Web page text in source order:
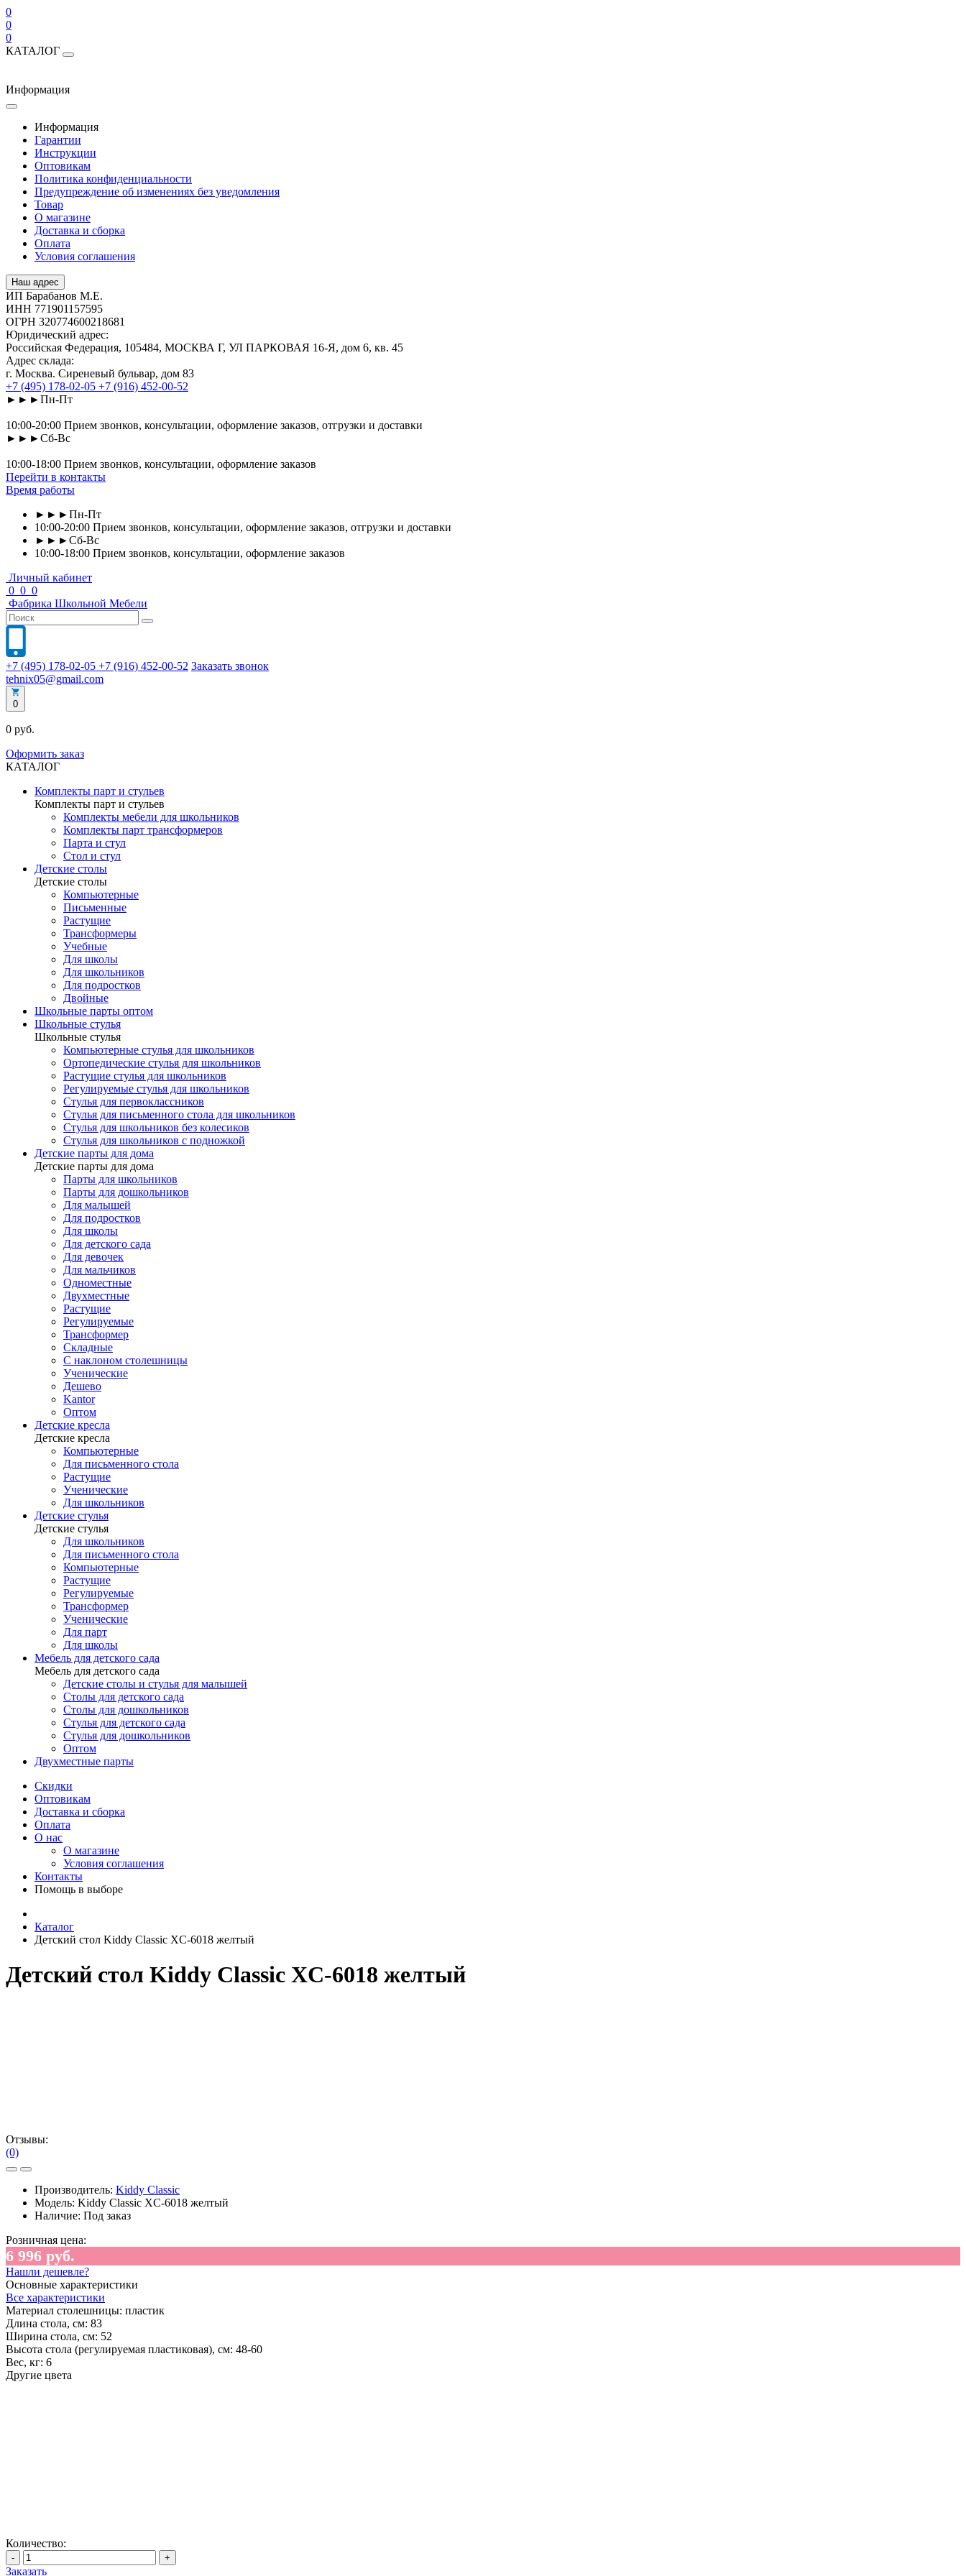
0
0
0
КАТАЛОГ
Информация
Информация
Гарантии
Инструкции
Оптовикам
Политика конфиденциальности
Предупреждение об изменениях без уведомления
Товар
О магазине
Доставка и сборка
Оплата
Условия соглашения
Наш адрес
ИП Барабанов М.Е.
ИНН 771901157595
ОГРН 320774600218681
Юридический адрес:
Российская Федерация, 105484, МОСКВА Г, УЛ ПАРКОВАЯ 16-Я, дом 6, кв. 45
Адрес склада:
г. Москва. Сиреневый бульвар, дом 83
+7 (495) 178-02-05 +7 (916) 452-00-52
►►►Пн-Пт
10:00-20:00 Прием звонков, консультации, оформление заказов, отгрузки и доставки
►►►Сб-Вс
10:00-18:00 Прием звонков, консультации, оформление заказов
Перейти в контакты
Время работы
►►►Пн-Пт
10:00-20:00 Прием звонков, консультации, оформление заказов, отгрузки и доставки
►►►Сб-Вс
10:00-18:00 Прием звонков, консультации, оформление заказов
Личный кабинет
0 0 0
Фабрика Школьной Мебели
+7 (495) 178-02-05 +7 (916) 452-00-52 Заказать звонок
tehnix05@gmail.com
0
0 руб.
Оформить заказ
КАТАЛОГ
Комплекты парт и стульев
Комплекты парт и стульев
Комплекты мебели для школьников
Комплекты парт трансформеров
Парта и стул
Стол и стул
Детские столы
Детские столы
Компьютерные
Письменные
Растущие
Трансформеры
Учебные
Для школы
Для школьников
Для подростков
Двойные
Школьные парты оптом
Школьные стулья
Школьные стулья
Компьютерные стулья для школьников
Ортопедические стулья для школьников
Растущие стулья для школьников
Регулируемые стулья для школьников
Стулья для первоклассников
Стулья для письменного стола для школьников
Стулья для школьников без колесиков
Стулья для школьников с подножкой
Детские парты для дома
Детские парты для дома
Парты для школьников
Парты для дошкольников
Для малышей
Для подростков
Для школы
Для детского сада
Для девочек
Для мальчиков
Одноместные
Двухместные
Растущие
Регулируемые
Трансформер
Складные
С наклоном столешницы
Ученические
Дешево
Kantor
Оптом
Детские кресла
Детские кресла
Компьютерные
Для письменного стола
Растущие
Ученические
Для школьников
Детские стулья
Детские стулья
Для школьников
Для письменного стола
Компьютерные
Растущие
Регулируемые
Трансформер
Ученические
Для парт
Для школы
Мебель для детского сада
Мебель для детского сада
Детские столы и стулья для малышей
Столы для детского сада
Столы для дошкольников
Стулья для детского сада
Стулья для дошкольников
Оптом
Двухместные парты
Скидки
Оптовикам
Доставка и сборка
Оплата
О нас
О магазине
Условия соглашения
Контакты
Помощь в выборе
Каталог
Детский стол Kiddy Classic XC-6018 желтый
Детский стол Kiddy Classic XC-6018 желтый
Отзывы:
(0)
Производитель: Kiddy Classic
Модель: Kiddy Classic XC-6018 желтый
Наличие: Под заказ
Розничная цена:
6 996 руб.
Нашли дешевле?
Основные характеристики
Все характеристики
Материал столешницы: пластик
Длина стола, см: 83
Ширина стола, см: 52
Высота стола (регулируемая пластиковая), см: 48-60
Вес, кг: 6
Другие цвета
Количество:
- +
Заказать